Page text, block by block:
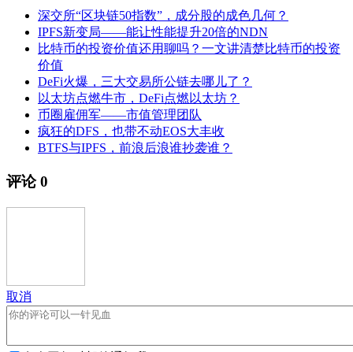
深交所“区块链50指数”，成分股的成色几何？
IPFS新变局——能让性能提升20倍的NDN
比特币的投资价值还用聊吗？一文讲清楚比特币的投资
价值
DeFi火爆，三大交易所公链去哪儿了？
以太坊点燃牛市，DeFi点燃以太坊？
币圈雇佣军——市值管理团队
疯狂的DFS，也带不动EOS大丰收
BTFS与IPFS，前浪后浪谁抄袭谁？
评论0
取消